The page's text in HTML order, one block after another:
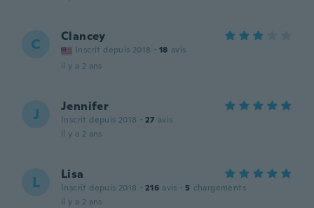
C Clancey
Inscrit depuis 2018 · 18 avis
il y a 2 ans
J Jennifer
Inscrit depuis 2018 · 27 avis
il y a 2 ans
L Lisa
Inscrit depuis 2018 · 216 avis · 5 chargements
il y a 2 ans